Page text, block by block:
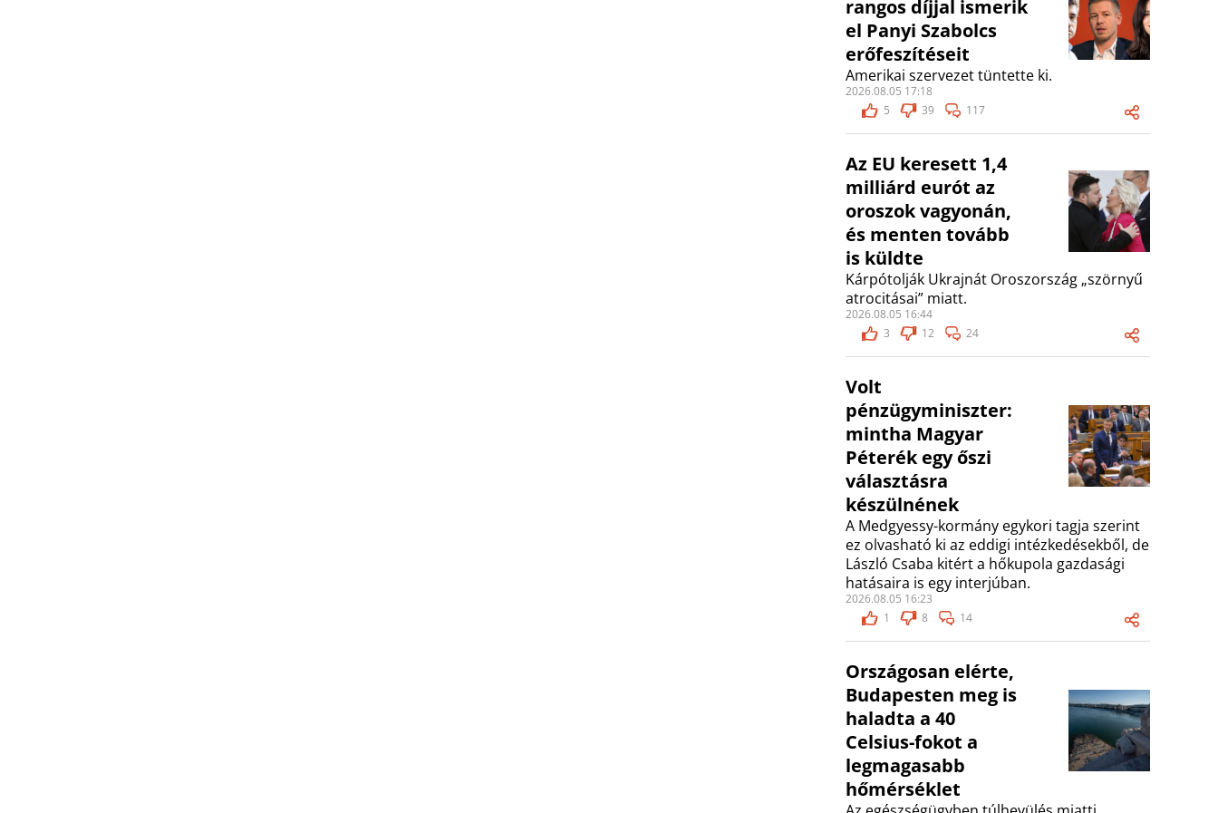
rangos díjjal ismerik
el Panyi Szabolcs
erőfeszítéseit
Amerikai szervezet tüntette ki.
2026.08.05 17:18
5
39 117
Az EU keresett 1,4
milliárd eurót az
oroszok vagyonán,
és menten tovább
is küldte
Kárpótolják Ukrajnát Oroszország „szörnyű
atrocitásai” miatt.
2026.08.05 16:44
3
12 24
Volt
pénzügyminiszter:
mintha Magyar
Péterék egy őszi
választásra
készülnének
A Medgyessy-kormány egykori tagja szerint
ez olvasható ki az eddigi intézkedésekből, de
László Csaba kitért a hőkupola gazdasági
hatásaira is egy interjúban.
2026.08.05 16:23
1
8 14
Országosan elérte,
Budapesten meg is
haladta a 40
Celsius-fokot a
legmagasabb
hőmérséklet